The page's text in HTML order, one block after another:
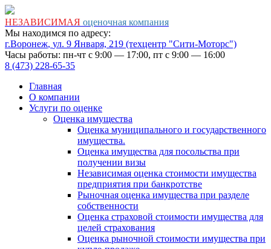
НЕЗАВИСИМАЯ оценочная компания
Мы находимся по адресу:
г.Воронеж, ул. 9 Января, 219 (техцентр "Сити-Моторс")
Часы работы: пн-чт с 9:00 — 17:00, пт с 9:00 — 16:00
8 (473) 228-65-35
Главная
О компании
Услуги по оценке
Оценка имущества
Оценка муниципального и государственного
имущества.
Оценка имущества для посольства при
получении визы
Независимая оценка стоимости имущества
предприятия при банкротстве
Рыночная оценка имущества при разделе
собственности
Оценка страховой стоимости имущества для
целей страхования
Оценка рыночной стоимости имущества при